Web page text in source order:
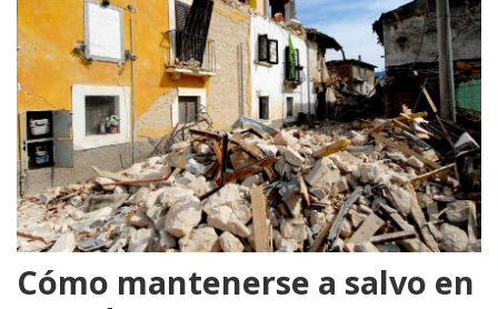
Cómo mantenerse a salvo en